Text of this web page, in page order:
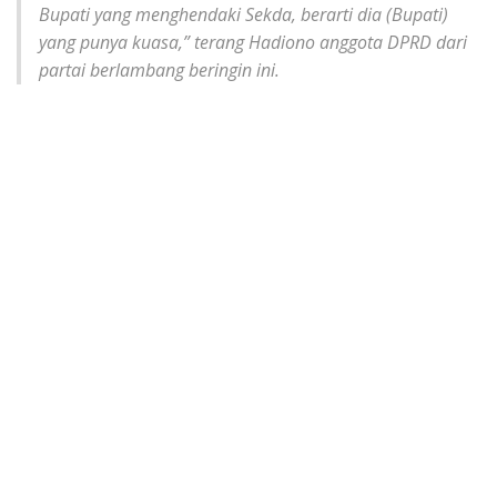
Bupati yang menghendaki Sekda, berarti dia (Bupati)
yang punya kuasa,” terang Hadiono anggota DPRD dari
partai berlambang beringin ini.